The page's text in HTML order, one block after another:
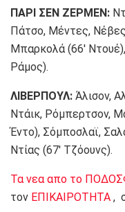
ΠΑΡΙ ΣΕΝ ΖΕΡΜΕΝ:
Πάτσο, Μέντες, Νέβες,
Μπαρκολά (66′
Ράμος).
ΛΙΒΕΡΠΟΥΛ: Άλισον,
Ντάικ, Ρόμπερτσον,
Έντο), Σόμποσλαϊ,
Ντίας (67′ Τζόουνς).
Τα νεα απο το
τον ΕΠΙΚΑΙΡΟΤΗΤΑ ,